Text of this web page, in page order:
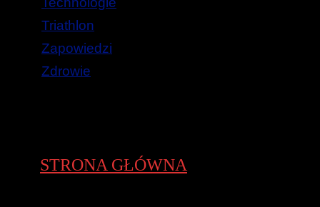
Triathlon
Zapowiedzi
Zdrowie
STRONA GŁÓWNA